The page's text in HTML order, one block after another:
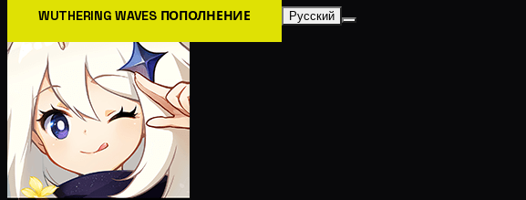
WUTHERING WAVES ПОПОЛНЕНИЕ Русский